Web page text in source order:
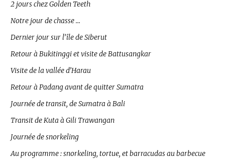
2 jours chez Golden Teeth
Notre jour de chasse …
Dernier jour sur l’île de Siberut
Retour à Bukitinggi et visite de Battusangkar
Visite de la vallée d’Harau
Retour à Padang avant de quitter Sumatra
Journée de transit, de Sumatra à Bali
Transit de Kuta à Gili Trawangan
Journée de snorkeling
Au programme : snorkeling, tortue, et barracudas au barbecue